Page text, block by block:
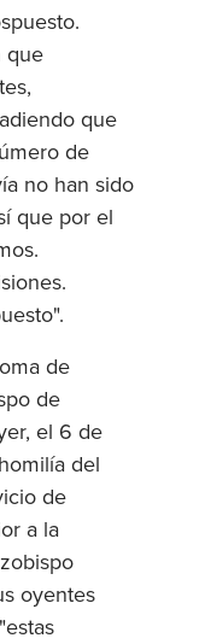
que
que
de
no han sido
que por el
de
de
el 6 de
del
de
a la
oyentes